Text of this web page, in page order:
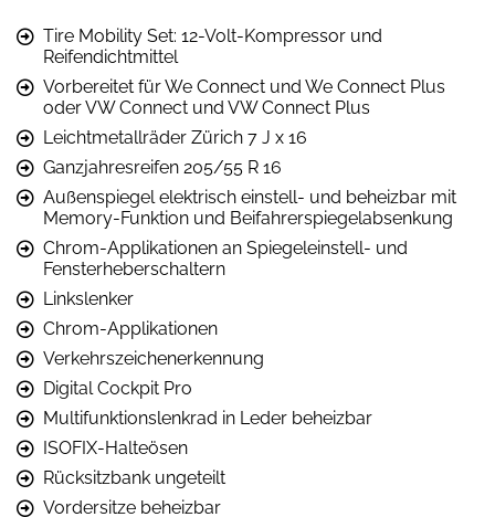
Tire Mobility Set: 12-Volt-Kompressor und
Reifendichtmittel
Vorbereitet für We Connect und We Connect Plus
oder VW Connect und VW Connect Plus
Leichtmetallräder Zürich 7 J x 16
Ganzjahresreifen 205/55 R 16
Außenspiegel elektrisch einstell- und beheizbar mit
Memory-Funktion und Beifahrerspiegelabsenkung
Chrom-Applikationen an Spiegeleinstell- und
Fensterheberschaltern
Linkslenker
Chrom-Applikationen
Verkehrszeichenerkennung
Digital Cockpit Pro
Multifunktionslenkrad in Leder beheizbar
ISOFIX-Halteösen
Rücksitzbank ungeteilt
Vordersitze beheizbar